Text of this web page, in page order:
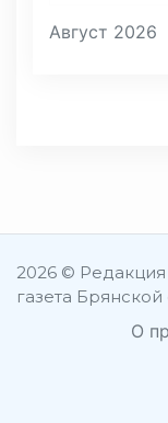
Август 2026
2026 ©
газета Брянской
О